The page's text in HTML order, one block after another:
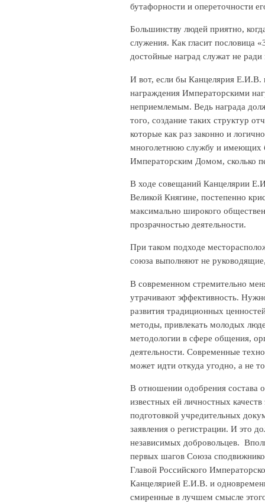
бутафорности и опереточности
Большинству людей приятно,
служения. Как гласит пословица
достойные наград служат не
И вот, если бы Канцелярия Е.И.В.
награждения Императорскими
неприемлемым. Ведь награда
того, создание таких структур
которые как раз законно и
многолетнюю службу и имеющих
Императорским Домом, сколько
В ходе совещаний Канцелярии
Великой Княгине, постепенно
максимально широкого
прозрачностью деятельности.
При таком подходе
союза выполняют не
В современном стремительно
утрачивают эффективность.
развития традиционных
методы, привлекать молодых
методологии в сфере общения,
деятельности. Современные
может идти откуда угодно, а не
В отношении одобрения состава
известных ей личностных
подготовкой учредительных
заявления о регистрации. И это
независимых добровольцев.
первых шагов Союза
Главой Российского
Канцелярией Е.И.В. и
смиренные в лучшем смысле